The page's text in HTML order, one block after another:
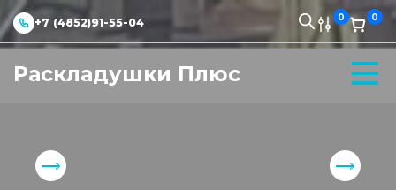
+7 (4852)91-55-04 0 0
Раскладушки Плюс